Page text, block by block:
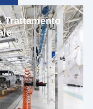
Trattamento